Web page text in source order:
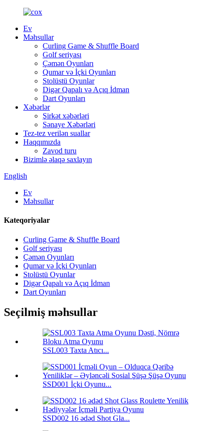
Ev
Məhsullar
Curling Game & Shuffle Board
Golf seriyası
Çəmən Oyunları
Qumar və İçki Oyunları
Stolüstü Oyunlar
Digər Qapalı və Açıq İdman
Dart Oyunları
Xəbərlər
Şirkət xəbərləri
Sənaye Xəbərləri
Tez-tez verilən suallar
Haqqımızda
Zavod turu
Bizimlə əlaqə saxlayın
English
Ev
Məhsullar
Kateqoriyalar
Curling Game & Shuffle Board
Golf seriyası
Çəmən Oyunları
Qumar və İçki Oyunları
Stolüstü Oyunlar
Digər Qapalı və Açıq İdman
Dart Oyunları
Seçilmiş məhsullar
SSL003 Taxta Atıcı...
SSD001 İçki Oyunu...
SSD002 16 ədəd Shot Gla...